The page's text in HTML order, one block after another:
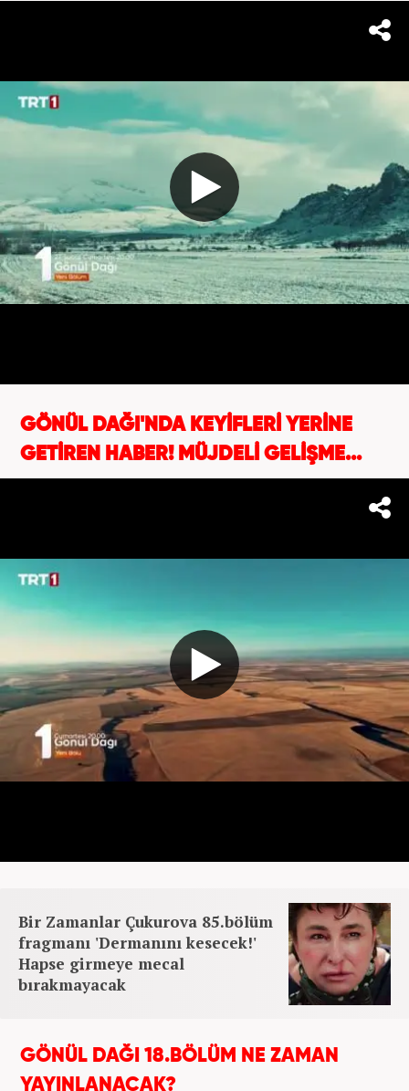
GÖNÜL DAĞI'NDA KEYİFLERİ YERİNE
GETİREN HABER! MÜJDELİ GELİŞME...
Bir Zamanlar Çukurova 85.bölüm
fragmanı 'Dermanını kesecek!'
Hapse girmeye mecal
bırakmayacak
GÖNÜL DAĞI 18.BÖLÜM NE ZAMAN
YAYINLANACAK?